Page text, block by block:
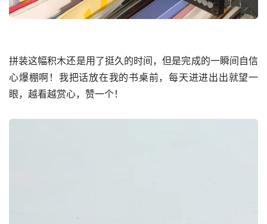
拼装这幅积木还是用了挺久的时间，但是完成的一瞬间自信
心爆棚啊！我把话放在我的书桌前，每天进进出出就望一
眼，越看越赏心，赞一个！